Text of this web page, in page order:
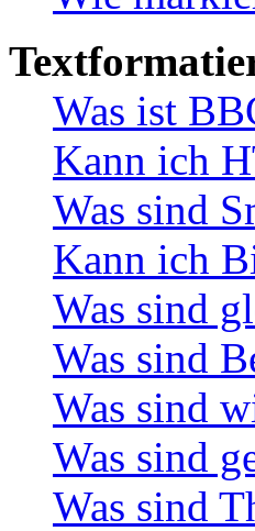
Was ist
Kann ich
Was sind
Kann ich
Was sind
Was sind
Was sind
Was sind
Was sind